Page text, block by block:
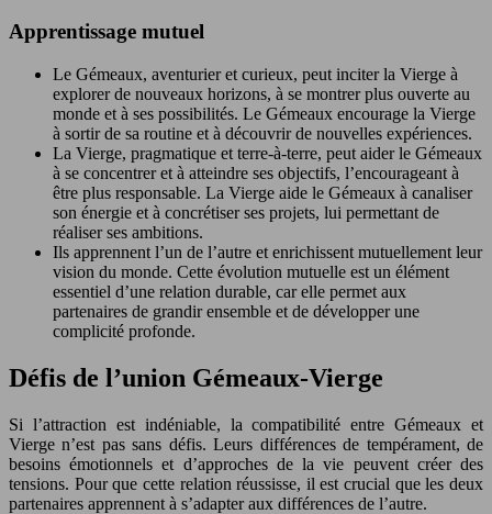
Apprentissage mutuel
Le Gémeaux, aventurier et curieux, peut inciter la Vierge à
explorer de nouveaux horizons, à se montrer plus ouverte au
monde et à ses possibilités. Le Gémeaux encourage la Vierge
à sortir de sa routine et à découvrir de nouvelles expériences.
La Vierge, pragmatique et terre-à-terre, peut aider le Gémeaux
à se concentrer et à atteindre ses objectifs, l’encourageant à
être plus responsable. La Vierge aide le Gémeaux à canaliser
son énergie et à concrétiser ses projets, lui permettant de
réaliser ses ambitions.
Ils apprennent l’un de l’autre et enrichissent mutuellement leur
vision du monde. Cette évolution mutuelle est un élément
essentiel d’une relation durable, car elle permet aux
partenaires de grandir ensemble et de développer une
complicité profonde.
Défis de l’union Gémeaux-Vierge
Si l’attraction est indéniable, la compatibilité entre Gémeaux et
Vierge n’est pas sans défis. Leurs différences de tempérament, de
besoins émotionnels et d’approches de la vie peuvent créer des
tensions. Pour que cette relation réussisse, il est crucial que les deux
partenaires apprennent à s’adapter aux différences de l’autre.